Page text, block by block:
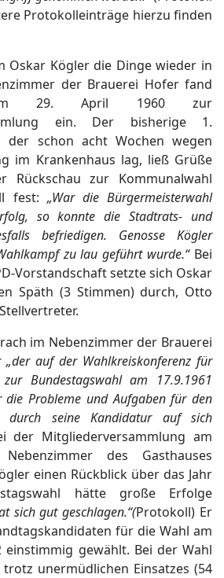
Protokolleinträge hierzu finden
Oskar Kögler die Dinge wieder in
der Brauerei Hofer fand
29. April 1960 zur
ein. Der bisherige 1.
der schon acht Wochen wegen
im Krankenhaus lag, ließ Grüße
Rückschau zur Kommunalwahl
fest: „War die Bürgermeisterwahl
so konnte die Stadtrats- und
befriedigen. Genosse Kögler
zu lau geführt wurde.“ Bei
Vorstandschaft setzte sich Oskar
Späth (3 Stimmen) durch, Otto
im Nebenzimmer der Brauerei
„der auf der Wahlkreiskonferenz für
Bundestagswahl am 17.9.1961
Probleme und Aufgaben für den
durch seine Kandidatur auf sich
der Mitgliederversammlung am
des Gasthauses
einen Rückblick über das Jahr
hätte große Erfolge
sich gut geschlagen.“(Protokoll) Er
für die Wahl am
einstimmig gewählt. Bei der Wahl
unermüdlichen Einsatzes (54